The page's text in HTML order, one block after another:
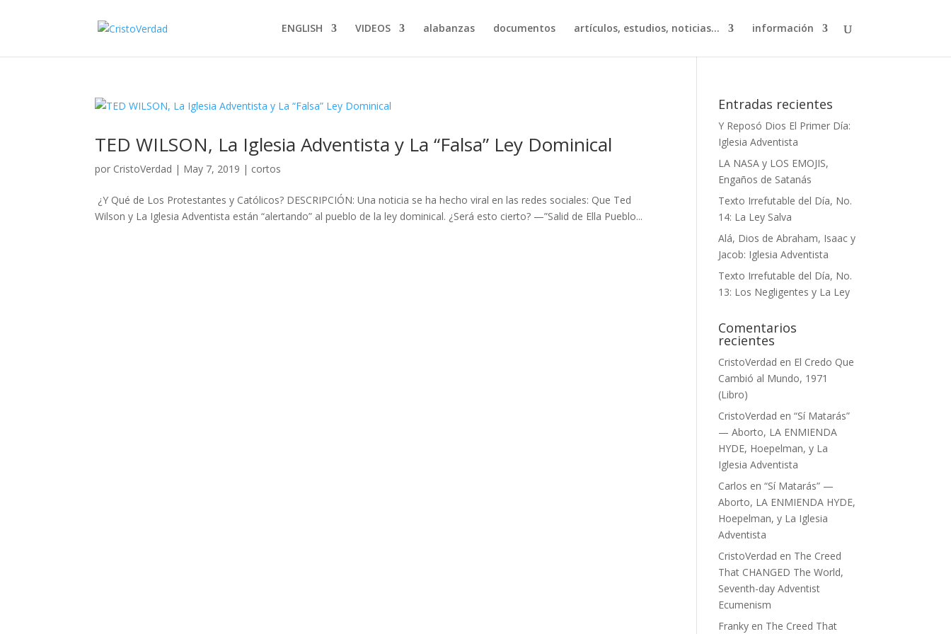
ENGLISH VIDEOS alabanzas documentos artículos, estudios, noticias… información
TED WILSON, La Iglesia Adventista y La “Falsa” Ley Dominical
por CristoVerdad | May 7, 2019 | cortos
¿Y Qué de Los Protestantes y Católicos? DESCRIPCIÓN: Una noticia se ha hecho viral en las redes sociales: Que Ted
Wilson y La Iglesia Adventista están “alertando” al pueblo de la ley dominical. ¿Será esto cierto? —”Salid de Ella Pueblo...
Entradas recientes
Y Reposó Dios El Primer Día:
Iglesia Adventista
LA NASA y LOS EMOJIS,
Engaños de Satanás
Texto Irrefutable del Día, No.
14: La Ley Salva
Alá, Dios de Abraham, Isaac y
Jacob: Iglesia Adventista
Texto Irrefutable del Día, No.
13: Los Negligentes y La Ley
Comentarios
recientes
CristoVerdad en El Credo Que
Cambió al Mundo, 1971
(Libro)
CristoVerdad en“Sí Matarás”
— Aborto, LA ENMIENDA
HYDE, Hoepelman, y La
Iglesia Adventista
Carlos en“Sí Matarás” —
Aborto, LA ENMIENDA HYDE,
Hoepelman, y La Iglesia
Adventista
CristoVerdad en The Creed
That CHANGED The World,
Seventh-day Adventist
Ecumenism
Franky en The Creed That